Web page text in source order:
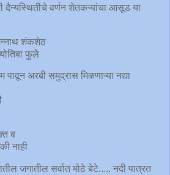
दैन्यस्थितीचे वर्णन शेतकऱ्यांचा आसूड या
शंकशेठ
फुले
अरबी समुद्रास मिळणाऱ्या नद्या
ब
जगातील सर्वात मोठे बेटे..... नदी पात्रत